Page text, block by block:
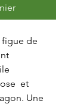
figue de
et
Une